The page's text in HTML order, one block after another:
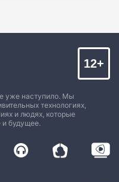
уже наступило. Мы
технологиях,
и людях, которые
будущее.
12+